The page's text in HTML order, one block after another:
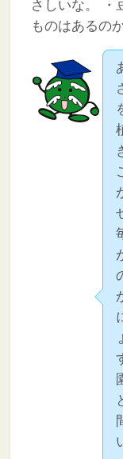
さしいな。
・
ものはあるのか